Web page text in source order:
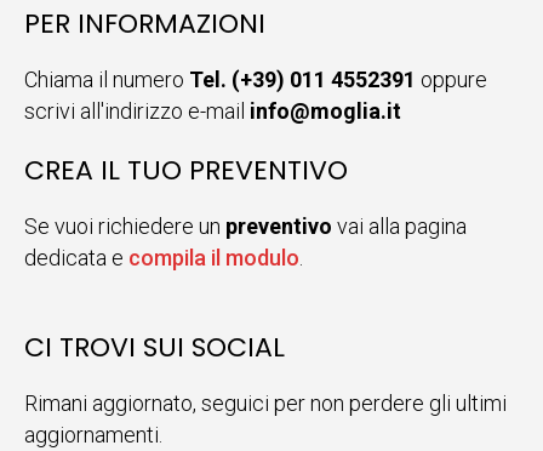
PER INFORMAZIONI
Chiama il numero Tel. (+39) 011 4552391 oppure
scrivi all'indirizzo e-mail info@moglia.it
CREA IL TUO PREVENTIVO
Se vuoi richiedere un preventivo vai alla pagina
dedicata e compila il modulo
CI TROVI SUI SOCIAL
Rimani aggiornato, seguici per non perdere gli ultimi
aggiornamenti.